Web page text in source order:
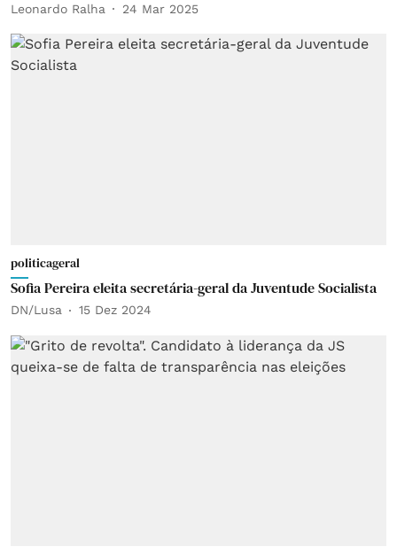
Leonardo Ralha 24 Mar 2025
politicageral
Sofia Pereira eleita secretária-geral da Juventude Socialista
DN/Lusa 15 Dez 2024